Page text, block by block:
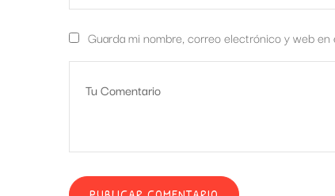
Guarda mi nombre, correo electrónico y web